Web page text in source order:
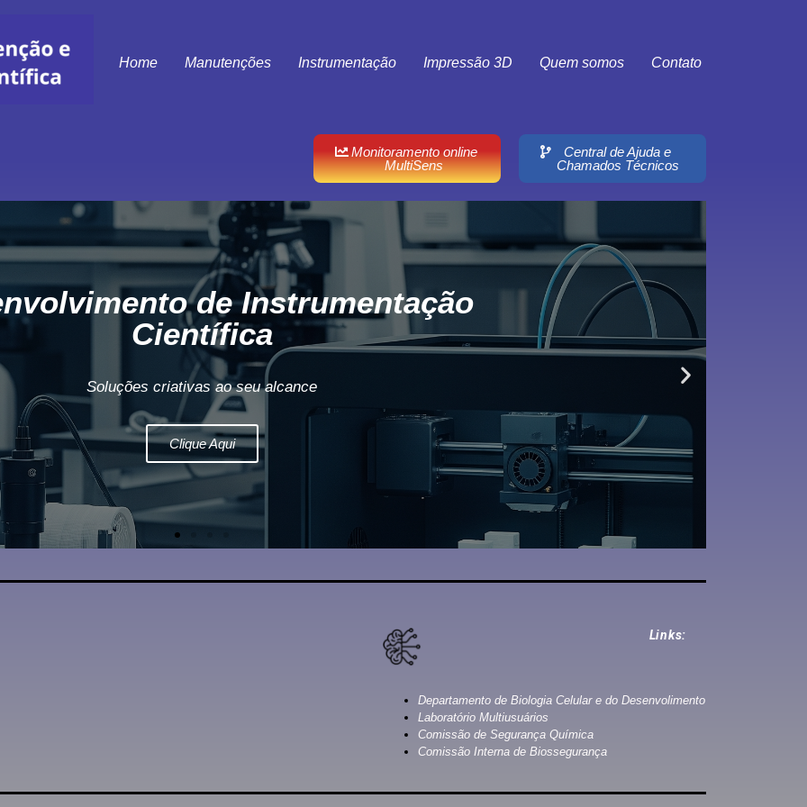
Home Manutenções Instrumentação Impressão 3D Quem somos Contato
Monitoramento online
MultiSens
Central de Ajuda e
Chamados Técnicos
de Instrumentação
Científica
Soluções criativas ao seu alcance
Clique Aqui
Links:
Departamento de Biologia Celular e do Desenvolimento
Laboratório Multiusuários
Comissão de Segurança Química
Comissão Interna de Biossegurança